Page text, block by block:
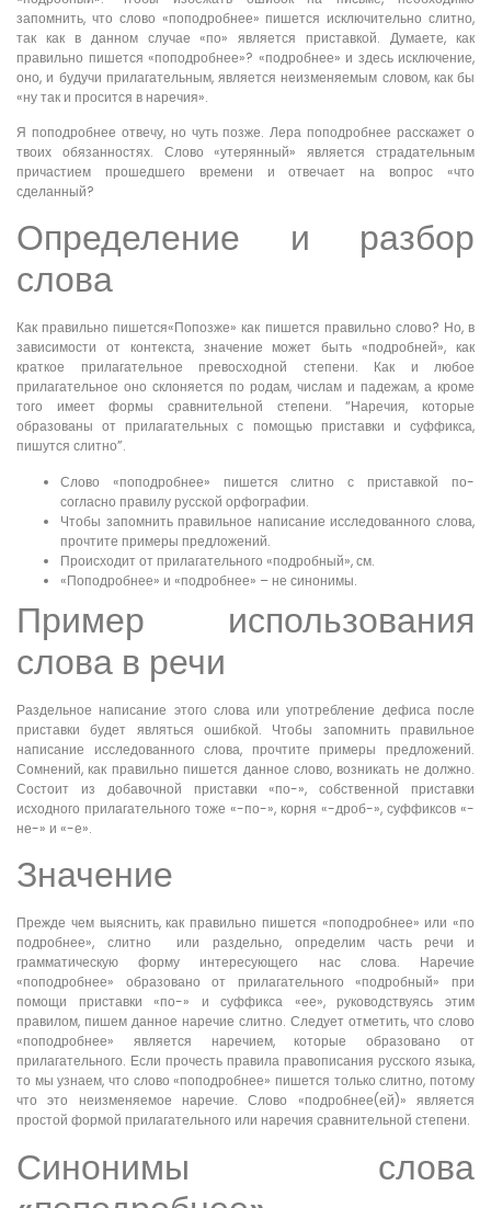
запомнить, что слово «поподробнее» пишется исключительно слитно,
так как в данном случае «по» является приставкой. Думаете, как
правильно пишется «поподробнее»? «подробнее» и здесь исключение,
оно, и будучи прилагательным, является неизменяемым словом, как бы
«ну так и просится в наречия».
Я поподробнее отвечу, но чуть позже. Лера поподробнее расскажет о
твоих обязанностях. Слово «утерянный» является страдательным
причастием прошедшего времени и отвечает на вопрос «что
сделанный?
Определение и разбор
слова
Как правильно пишется«Попозже» как пишется правильно слово? Но, в
зависимости от контекста, значение может быть «подробней», как
краткое прилагательное превосходной степени. Как и любое
прилагательное оно склоняется по родам, числам и падежам, а кроме
того имеет формы сравнительной степени. “Наречия, которые
образованы от прилагательных с помощью приставки и суффикса,
пишутся слитно”.
Слово «поподробнее» пишется слитно с приставкой по-
согласно правилу русской орфографии.
Чтобы запомнить правильное написание исследованного слова,
прочтите примеры предложений.
Происходит от прилагательного «подробный», см.
«Поподробнее» и «подробнее» – не синонимы.
Пример использования
слова в речи
Раздельное написание этого слова или употребление дефиса после
приставки будет являться ошибкой. Чтобы запомнить правильное
написание исследованного слова, прочтите примеры предложений.
Сомнений, как правильно пишется данное слово, возникать не должно.
Состоит из добавочной приставки «по-», собственной приставки
исходного прилагательного тоже «-по-», корня «-дроб-», суффиксов «-
не-» и «-е».
Значение
Прежде чем выяснить, как правильно пишется «поподробнее» или «по
подробнее», слитно или раздельно, определим часть речи и
грамматическую форму интересующего нас слова. Наречие
«поподробнее» образовано от прилагательного «подробный» при
помощи приставки «по-» и суффикса «ее», руководствуясь этим
правилом, пишем данное наречие слитно. Следует отметить, что слово
«поподробнее» является наречием, которые образовано от
прилагательного. Если прочесть правила правописания русского языка,
то мы узнаем, что слово «поподробнее» пишется только слитно, потому
что это неизменяемое наречие. Слово «подробнее(ей)» является
простой формой прилагательного или наречия сравнительной степени.
Синонимы слова